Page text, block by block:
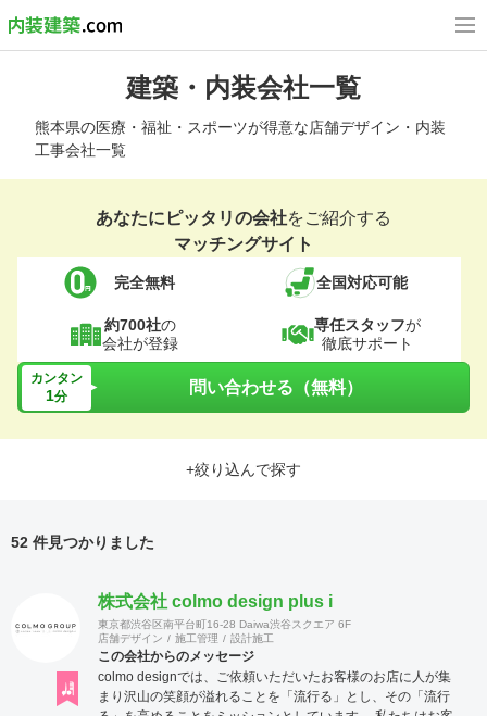
建築・内装会社一覧
熊本県の医療・福祉・スポーツが得意な店舗デザイン・内装
工事会社一覧
あなたにピッタリの会社をご紹介する
マッチングサイト
完全無料 全国対応可能
約700社の
会社が登録
専任スタッフが
徹底サポート
カンタン
1分 問い合わせる（無料）
+絞り込んで探す
52 件見つかりました
株式会社 colmo design plus i
東京都渋谷区南平台町16-28 Daiwa渋谷スクエア 6F
店舗デザイン
施工管理 設計施工
この会社からのメッセージ
colmo designでは、ご依頼いただいたお客様のお店に人が集
まり沢山の笑顔が溢れることを「流行る」とし、その「流行